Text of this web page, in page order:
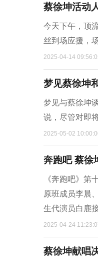
蔡徐坤活动
今天下午，顶
丝到场应援，
2025-04-14
梦见蔡徐坤
梦见与蔡徐坤
说，尽管对即
2025-05-02
奔跑吧 蔡徐
《奔跑吧》第
原班成员李晨
生代演员白鹿
2025-04-24
蔡徐坤献唱